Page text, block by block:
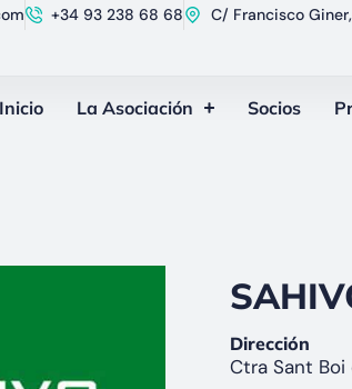
+34 93 238 68 68 C/ Francisco
Inicio La Asociación Socios
Dirección
Ctra Sant